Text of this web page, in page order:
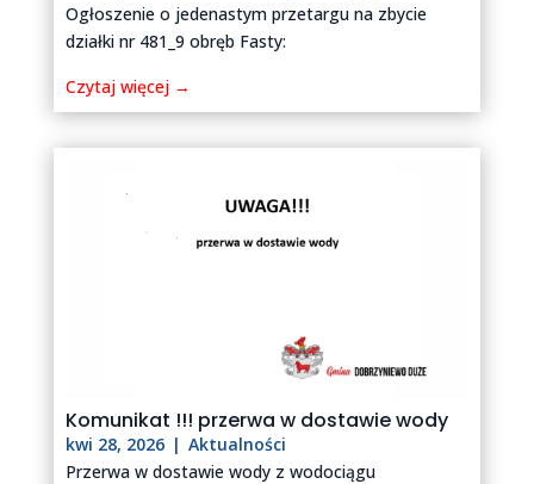
Ogłoszenie o jedenastym przetargu na zbycie
działki nr 481_9 obręb Fasty:
Czytaj więcej →
Komunikat !!! przerwa w dostawie wody
kwi 28, 2026 | Aktualności
Przerwa w dostawie wody z wodociągu